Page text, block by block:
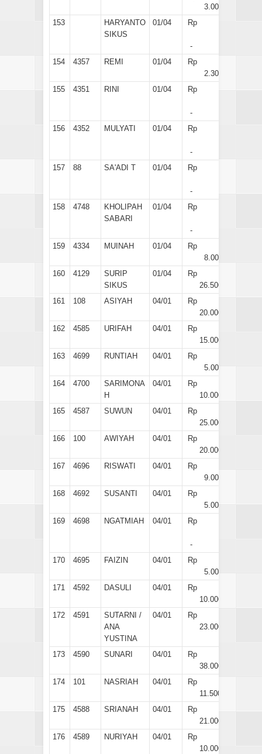
3.000
153
HARYANTO
SIKUS
01/04 Rp
-
154
4357 REMI 01/04
Rp
2.300
155
4351 RINI 01/04 Rp
-
156
4352 MULYATI 01/04 Rp
-
157
88 SA'ADI T 01/04 Rp
-
158
4748
KHOLIPAH
SABARI
01/04 Rp
-
159
4334 MUINAH 01/04
Rp
8.000
160
4129
SURIP
SIKUS
01/04
Rp
26.500
161
108 ASIYAH 04/01
Rp
20.000
162
4585 URIFAH 04/01
Rp
15.000
163
4699 RUNTIAH 04/01
Rp
5.000
164
4700
SARIMONA
H
04/01
Rp
10.000
165
4587 SUWUN 04/01
Rp
25.000
166
100 AWIYAH 04/01
Rp
20.000
167
4696 RISWATI 04/01
Rp
9.000
168
4692 SUSANTI 04/01
Rp
5.000
169
4698 NGATMIAH 04/01 Rp
-
170
4695 FAIZIN 04/01
Rp
5.000
171
4592 DASULI 04/01
Rp
10.000
172
4591
SUTARNI /
ANA
YUSTINA
04/01
Rp
23.000
173 4590 SUNARI 04/01
Rp
38.000
174
101 NASRIAH 04/01
Rp
11.500
175
4588 SRIANAH 04/01
Rp
21.000
176
4589 NURIYAH 04/01
Rp
10.000